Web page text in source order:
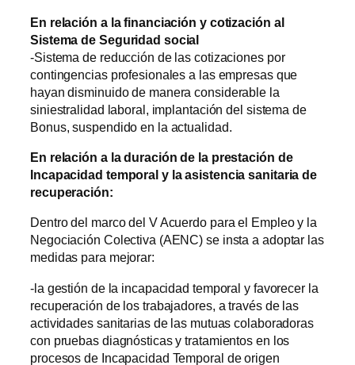
En relación a la financiación y cotización al
Sistema de Seguridad social
-Sistema de reducción de las cotizaciones por
contingencias profesionales a las empresas que
hayan disminuido de manera considerable la
siniestralidad laboral, implantación del sistema de
Bonus, suspendido en la actualidad.
En relación a la duración de la prestación de
Incapacidad temporal y la asistencia sanitaria de
recuperación:
Dentro del marco del V Acuerdo para el Empleo y la
Negociación Colectiva (AENC) se insta a adoptar las
medidas para mejorar:
-la gestión de la incapacidad temporal y favorecer la
recuperación de los trabajadores, a través de las
actividades sanitarias de las mutuas colaboradoras
con pruebas diagnósticas y tratamientos en los
procesos de Incapacidad Temporal de origen